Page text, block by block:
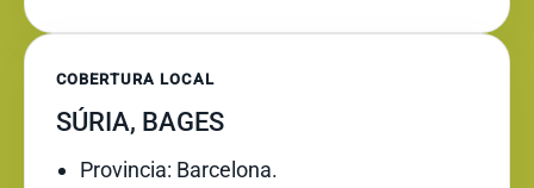
COBERTURA LOCAL
SÚRIA, BAGES
Provincia: Barcelona.